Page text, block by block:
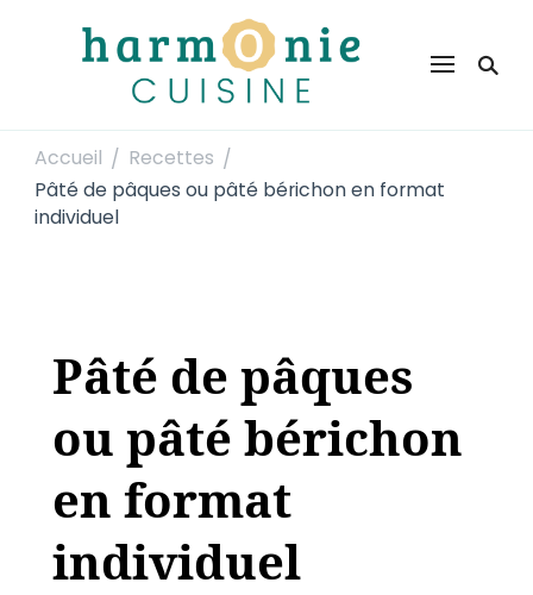
Harmonie Cuisine
Accueil / Recettes /
Pâté de pâques ou pâté bérichon en format
individuel
Pâté de pâques
ou pâté bérichon
en format
individuel